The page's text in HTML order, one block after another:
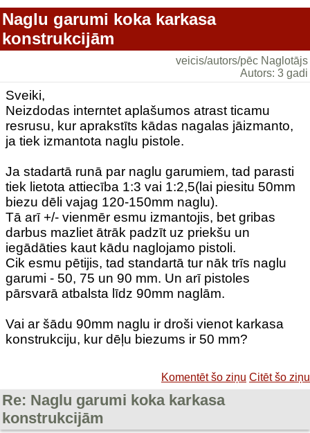
Naglu garumi koka karkasa
konstrukcijām
veicis/autors/pēc Naglotājs
Autors: 3 gadi
Sveiki,
Neizdodas interntet aplašumos atrast ticamu
resrusu, kur aprakstīts kādas nagalas jāizmanto,
ja tiek izmantota naglu pistole.
Ja stadartā runā par naglu garumiem, tad parasti
tiek lietota attiecība 1:3 vai 1:2,5(lai piesitu 50mm
biezu dēli vajag 120-150mm naglu).
Tā arī +/- vienmēr esmu izmantojis, bet gribas
darbus mazliet ātrāk padzīt uz priekšu un
iegādāties kaut kādu naglojamo pistoli.
Cik esmu pētijis, tad standartā tur nāk trīs naglu
garumi - 50, 75 un 90 mm. Un arī pistoles
pārsvarā atbalsta līdz 90mm naglām.
Vai ar šādu 90mm naglu ir droši vienot karkasa
konstrukciju, kur dēļu biezums ir 50 mm?
Komentēt šo ziņu Citēt šo ziņu
Re: Naglu garumi koka karkasa
konstrukcijām